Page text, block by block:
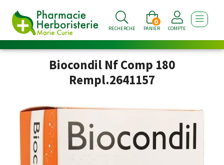
RECHERCHE PANIER
0
COMPTE
Biocondil Nf Comp 180
Rempl.2641157